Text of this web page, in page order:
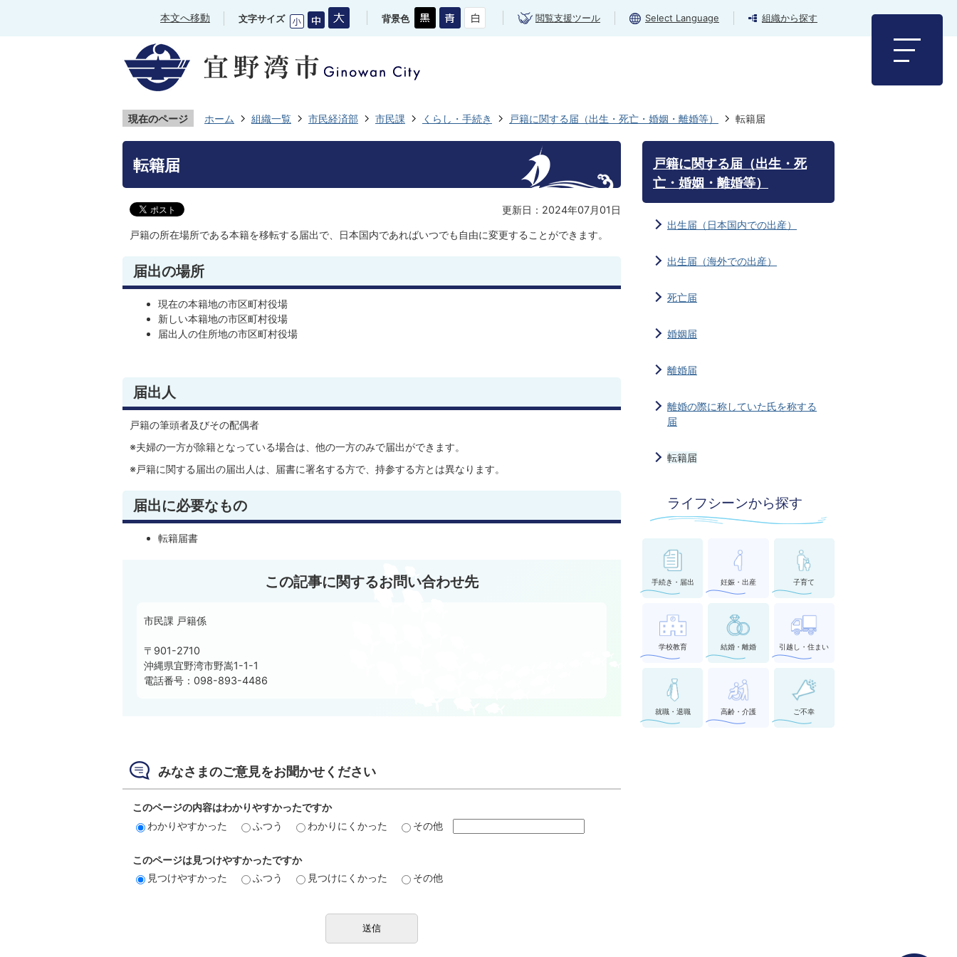
本文へ移動 文字サイズ 背景色 閲覧支援ツール Select Language 組織から探す
現在のページ ホーム 組織一覧 市民経済部 市民課 くらし・手続き 戸籍に関する届（出生・死亡・婚姻・離婚等） 転籍届
転籍届
更新日：2024年07月01日
戸籍の所在場所である本籍を移転する届出で、日本国内であればいつでも自由に変更することができます。
届出の場所
現在の本籍地の市区町村役場
新しい本籍地の市区町村役場
届出人の住所地の市区町村役場
届出人
戸籍の筆頭者及びその配偶者
※夫婦の一方が除籍となっている場合は、他の一方のみで届出ができます。
※戸籍に関する届出の届出人は、届書に署名する方で、持参する方とは異なります。
届出に必要なもの
転籍届書
この記事に関するお問い合わせ先
市民課 戸籍係
〒901-2710
沖縄県宜野湾市野嵩1-1-1
電話番号：098-893-4486
みなさまのご意見をお聞かせください
このページの内容はわかりやすかったですか
わかりやすかった
ふつう わかりにくかった その他
このページは見つけやすかったですか
見つけやすかった
ふつう 見つけにくかった その他
戸籍に関する届（出生・死
亡・婚姻・離婚等）
出生届（日本国内での出産）
出生届（海外での出産）
死亡届
婚姻届
離婚届
離婚の際に称していた氏を称する
届
転籍届
ライフシーンから探す
手続き・届出 妊娠・出産 子育て
学校教育 結婚・離婚 引越し・住まい
就職・退職 高齢・介護 ご不幸